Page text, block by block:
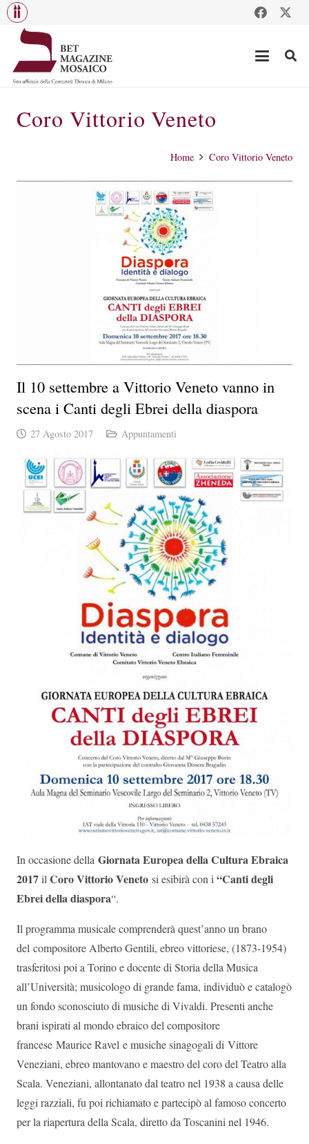
Coro Vittorio Veneto
Home Coro Vittorio Veneto
Il 10 settembre a Vittorio Veneto vanno in
scena i Canti degli Ebrei della diaspora
27 Agosto 2017 Appuntamenti
In occasione della Giornata Europea della Cultura Ebraica
2017il Coro Vittorio Veneto si esibirà con i “Canti degli
Ebrei della diaspora“.
Il programma musicale comprenderà quest’anno un brano
del compositore Alberto Gentili, ebreo vittoriese, (1873-1954)
trasferitosi poi a Torino e docente di Storia della Musica
all’Università; musicologo di grande fama, individuò e catalogò
un fondo sconosciuto di musiche di Vivaldi. Presenti anche
brani ispirati al mondo ebraico del compositore
francese Maurice Ravel e musiche sinagogali di Vittore
Veneziani, ebreo mantovano e maestro del coro del Teatro alla
Scala. Veneziani, allontanato dal teatro nel 1938 a causa delle
leggi razziali, fu poi richiamato e partecipò al famoso concerto
per la riapertura della Scala, diretto da Toscanini nel 1946.